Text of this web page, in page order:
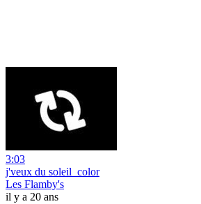
3:03
j'veux du soleil_color
Les Flamby's
il y a 20 ans